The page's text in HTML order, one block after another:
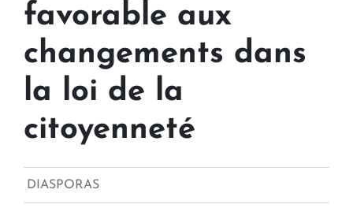
favorable aux
changements dans
la loi de la
citoyenneté
DIASPORAS